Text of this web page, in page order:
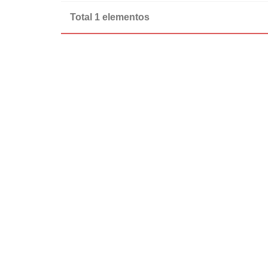
Total 1 elementos